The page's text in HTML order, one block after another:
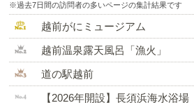
※過去7日間の訪問者の多いページの集計結果です
越前がにミュージアム
越前温泉露天風呂「漁火」
道の駅越前
【2026年開設】長須浜海水浴場